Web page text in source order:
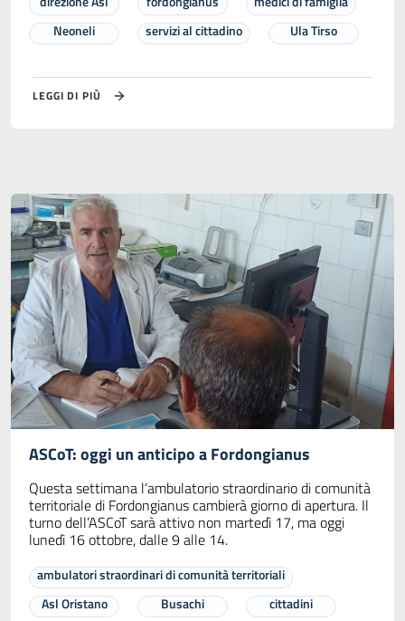
Neoneli
servizi al cittadino Ula Tirso
LEGGI DI PIÙ
ASCoT: oggi un anticipo a Fordongianus
Questa settimana l’ambulatorio straordinario di comunità
territoriale di Fordongianus cambierà giorno di apertura. Il
turno dell’ASCoT sarà attivo non martedì 17, ma oggi
lunedì 16 ottobre, dalle 9 alle 14.
ambulatori straordinari di comunità territoriali
Asl Oristano
Busachi
cittadini